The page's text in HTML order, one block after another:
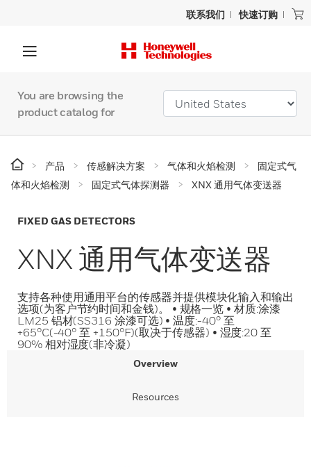
联系我们 快速订购
You are browsing the
product catalog for
产品 传感解决方案 气体和火焰检测
固定式气
体和火焰检测
固定式气体探测器 XNX 通用气体变送器
FIXED GAS DETECTORS
XNX 通用气体变送器
支持各种使用通用平台的传感器并提供模块化输入和输出
选项(为客户节约时间和金钱)。 • 规格一览 • 材质:涂漆
LM25 铝材(SS316 涂漆可选) • 温度:-40° 至
+65°C(-40° 至 +150°F)(取决于传感器) • 湿度:20 至
90% 相对湿度(非冷凝)
Overview
Resources